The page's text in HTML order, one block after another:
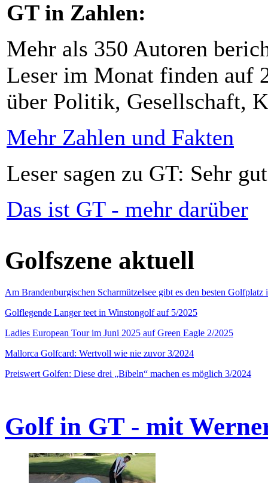
GT in Zahlen:
Mehr als 350 Autoren
Leser im Monat finden auf
über Politik, Gesellschaft,
Mehr Zahlen und Fakten
Leser sagen zu GT: Sehr
Das ist GT - mehr darüber
Golfszene aktuell
Am Brandenburgischen Scharmützelsee gibt es den besten
Golflegende Langer teet in Winstongolf auf 5/2025
Ladies European Tour im Juni 2025 auf Green Eagle 2/2025
Mallorca Golfcard: Wertvoll wie nie zuvor 3/2024
Preiswert Golfen: Diese drei „Bibeln“ machen es möglich 3/2024
Golf in GT - mit